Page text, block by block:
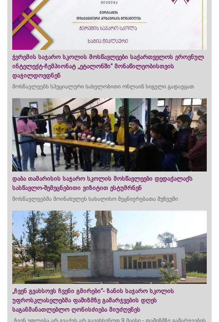
ჭერემის საჯარო სკოლის მოსწავლეები საქართველოს ეროვნულ
ინტელექტ-ჩემპიონატ „ეტალონში“ მონაწილეობისთვის
დაჯილდოვდნენ
მოსწავლეებს სპეციალური სახელობითი ონლაინ სიგელი გადაეცათ
დაბა თამარისის საჯარო სკოლის მოსწავლეები დედაქალაქს
სასწავლო-შემეცნებითი ვიზიტით ესტუმრნენ
მოსწავლეებმა მოინახულეს სახალისო მეცნიერებათა მუზეუმი
„ჩვენ გვახსოვს ჩვენი გმირები“- ზანის საჯარო სკოლის
უფროსკლასელებმა ფაშიზმზე გამარჯვების დღეს
საგანმანათლებლო ღონისძიება მიუძღვნეს
„ჩვენ უფლება არ გვაქვს არ გავიხსენოთ 9 მაისი - ფაშიზმზე გამარჯვების